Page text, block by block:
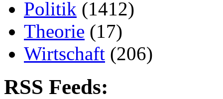
Politik (1412)
Theorie (17)
Wirtschaft (206)
RSS Feeds: